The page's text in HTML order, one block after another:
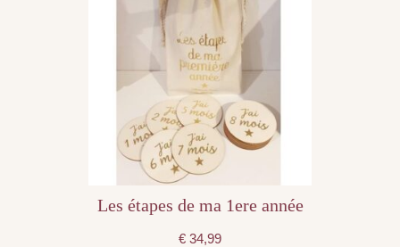
Les étapes de ma 1ere année
€ 34,99